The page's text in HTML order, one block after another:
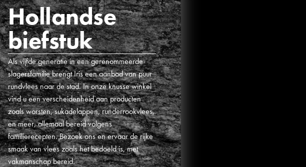
Hollandse
biefstuk
Als vijfde generatie in een gerenommeerde
slagersfamilie brengt Iris een aanbod van puur
rundvlees naar de stad. In onze knusse winkel
vind u een verscheidenheid aan producten
zoals worsten, sukadelappen, runderrookvlees,
en meer, allemaal bereid volgens
familierecepten. Bezoek ons en ervaar de rijke
smaak van vlees zoals het bedoeld is, met
vakmanschap bereid.